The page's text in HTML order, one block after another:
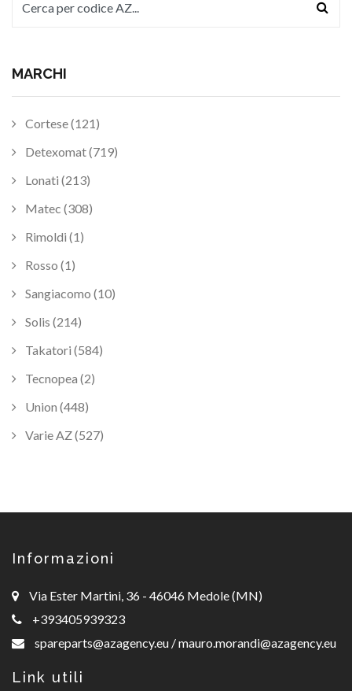
MARCHI
Cortese (121)
Detexomat (719)
Lonati (213)
Matec (308)
Rimoldi (1)
Rosso (1)
Sangiacomo (10)
Solis (214)
Takatori (584)
Tecnopea (2)
Union (448)
Varie AZ (527)
Informazioni
Via Ester Martini, 36 - 46046 Medole (MN)
+393405939323
spareparts@azagency.eu /mauro.morandi@azagency.eu
Link utili